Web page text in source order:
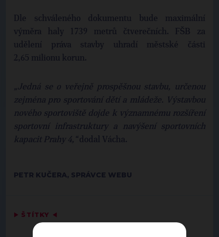
Dle schváleného dokumentu bude maximální
výměra haly 1739 metrů čtverečních. FŠB za
udělení práva stavby uhradí městské části
2,65 milionu korun.
„Jedná se o veřejně prospěšnou stavbu, určenou
zejména pro sportování dětí a mládeže. Výstavbou
nového sportoviště dojde k významnému rozšíření
sportovní infrastruktury a navýšení sportovních
kapacit Prahy 4,“dodal Vácha.
PETR KUČERA, SPRÁVCE WEBU
▶ ŠTÍTKY ◀